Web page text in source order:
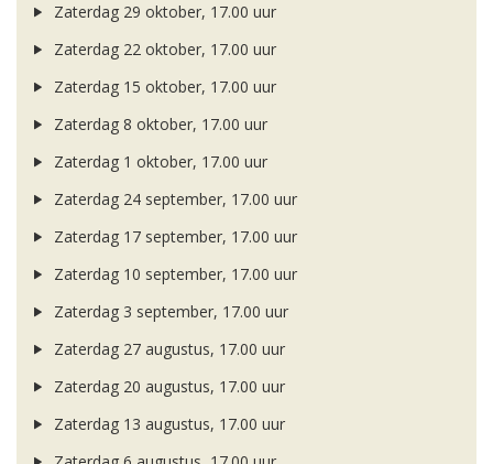
Zaterdag 29 oktober, 17.00 uur
Zaterdag 22 oktober, 17.00 uur
Zaterdag 15 oktober, 17.00 uur
Zaterdag 8 oktober, 17.00 uur
Zaterdag 1 oktober, 17.00 uur
Zaterdag 24 september, 17.00 uur
Zaterdag 17 september, 17.00 uur
Zaterdag 10 september, 17.00 uur
Zaterdag 3 september, 17.00 uur
Zaterdag 27 augustus, 17.00 uur
Zaterdag 20 augustus, 17.00 uur
Zaterdag 13 augustus, 17.00 uur